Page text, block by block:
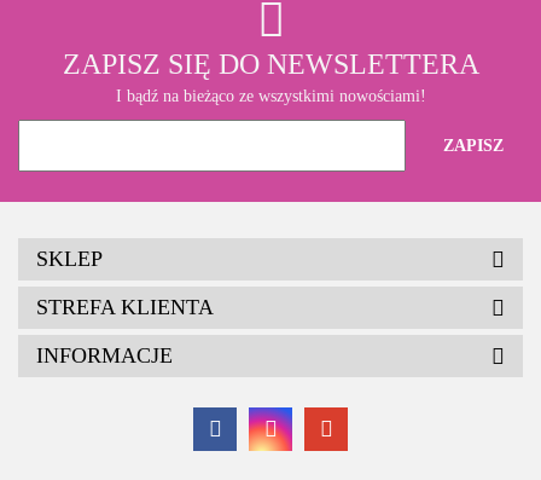
ZAPISZ SIĘ DO NEWSLETTERA
I bądź na bieżąco ze wszystkimi nowościami!
SKLEP
STREFA KLIENTA
INFORMACJE